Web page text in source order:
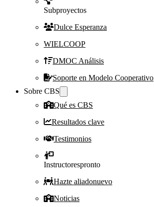
Subproyectos
Dulce Esperanza
WIELCOOP
DMOC Análisis
Soporte en Modelo Cooperativo
Sobre CBS
Qué es CBS
Resultados clave
Testimonios
Instructorespronto
Hazte aliadonuevo
Noticias